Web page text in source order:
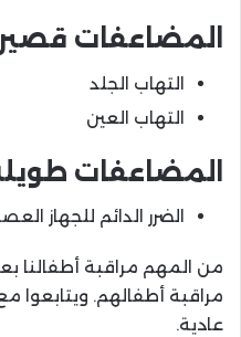
المضاعفات
التهاب الجلد
التهاب العين
المضاعفات
الضرر الدائم للجهاز
من المهم مراقبة أطفالنا
مراقبة أطفالهم. ويتابعوا
عادية.